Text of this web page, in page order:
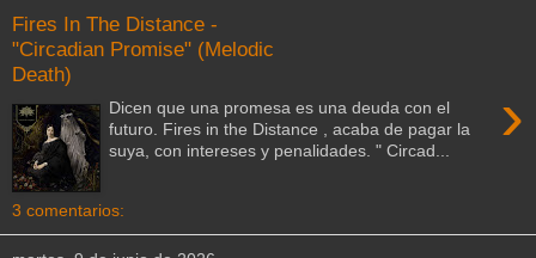
Fires In The Distance -
"Circadian Promise" (Melodic
Death)
›
Dicen que una promesa es una deuda con el
futuro. Fires in the Distance , acaba de pagar la
suya, con intereses y penalidades. " Circad...
3 comentarios: